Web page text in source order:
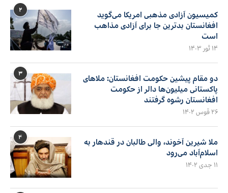
۲
کمیسیون آزادی مذهبی امریکا می‌گوید
افغانستان بدترین جا برای آزادی مذاهب
است
۱۴ ثور ۱۴۰۳
۳
دو مقام پیشین حکومت افغانستان: ملاهای
پاکستانی میلیون‌ها دالر از حکومت
افغانستان رشوه گرفتند
۲۶ قوس ۱۴۰۲
۴
ملا شیرین آخوند، والی طالبان در قندهار به
اسلام‌آباد می‌رود
۱۱ جدی ۱۴۰۲